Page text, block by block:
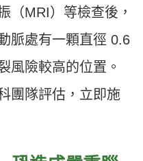
（MRI）等檢查後，
脈處有一顆直徑 0.6
風險較高的位置。
團隊評估，立即施